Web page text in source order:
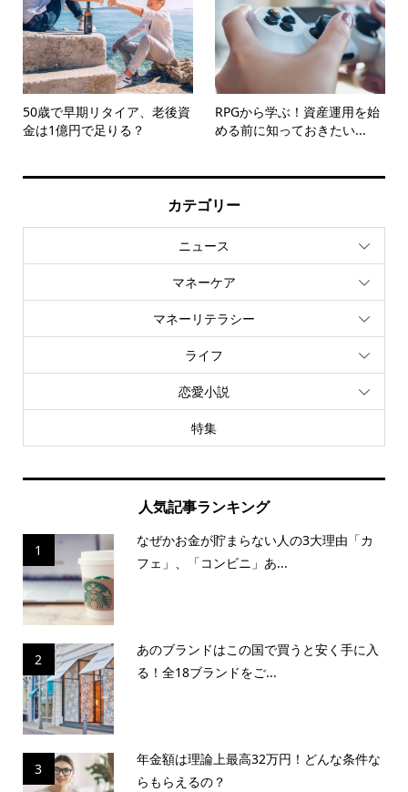
50歳で早期リタイア、老後資
金は1億円で足りる？
RPGから学ぶ！資産運用を始
める前に知っておきたい...
カテゴリー
ニュース
マネーケア
マネーリテラシー
ライフ
恋愛小説
特集
人気記事ランキング
1
なぜかお金が貯まらない人の3大理由「カ
フェ」、「コンビニ」あ...
2
あのブランドはこの国で買うと安く手に入
る！全18ブランドをご...
3
年金額は理論上最高32万円！どんな条件な
らもらえるの？